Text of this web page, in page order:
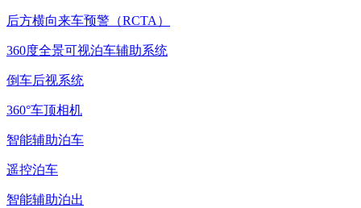
后方横向来车预警（RCTA）
360度全景可视泊车辅助系统
倒车后视系统
360°车顶相机
智能辅助泊车
遥控泊车
智能辅助泊出